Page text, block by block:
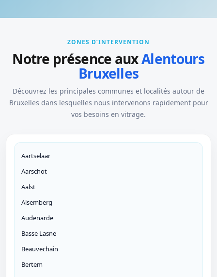
ZONES D’INTERVENTION
Notre présence auxAlentours
Bruxelles
Découvrez les principales communes et localités autour de
Bruxelles dans lesquelles nous intervenons rapidement pour
vos besoins en vitrage.
Aartselaar
Aarschot
Aalst
Alsemberg
Audenarde
Basse Lasne
Beauvechain
Bertem